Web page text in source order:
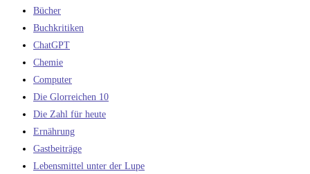
Bücher
Buchkritiken
ChatGPT
Chemie
Computer
Die Glorreichen 10
Die Zahl für heute
Ernährung
Gastbeiträge
Lebensmittel unter der Lupe